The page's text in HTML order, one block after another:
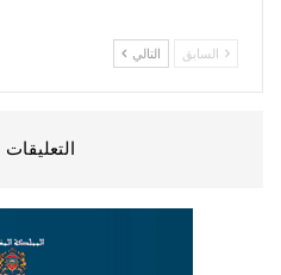
السابق التالي